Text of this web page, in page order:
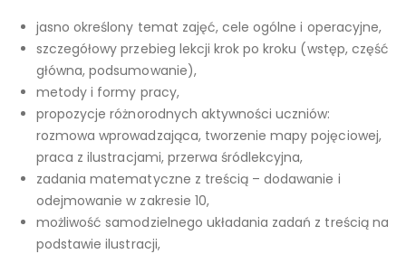
jasno określony temat zajęć, cele ogólne i operacyjne,
szczegółowy przebieg lekcji krok po kroku (wstęp, część
główna, podsumowanie),
metody i formy pracy,
propozycje różnorodnych aktywności uczniów:
rozmowa wprowadzająca, tworzenie mapy pojęciowej,
praca z ilustracjami, przerwa śródlekcyjna,
zadania matematyczne z treścią – dodawanie i
odejmowanie w zakresie 10,
możliwość samodzielnego układania zadań z treścią na
podstawie ilustracji,